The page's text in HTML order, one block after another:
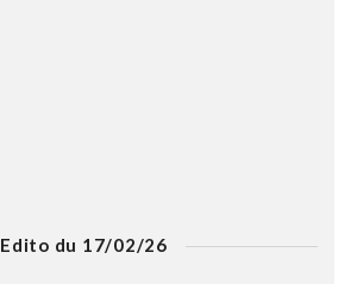
Edito du 17/02/26